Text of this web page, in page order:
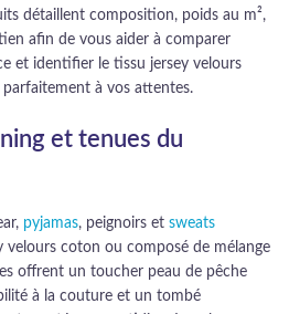
détaillent composition, poids au m²,
afin de vous aider à comparer
et identifier le tissu jersey velours
à vos attentes.
et tenues du
pyjamas, peignoirs et sweats
velours coton ou composé de mélange
offrent un toucher peau de pêche
à la couture et un tombé